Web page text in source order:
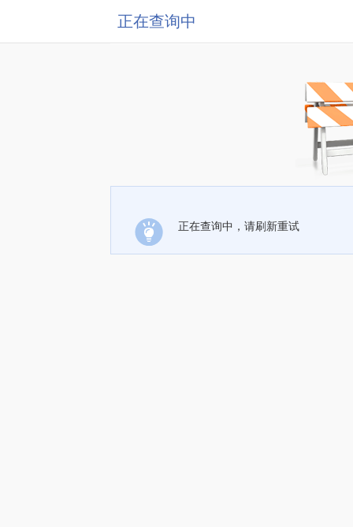
正在查询中
正在查询中，请刷新重试